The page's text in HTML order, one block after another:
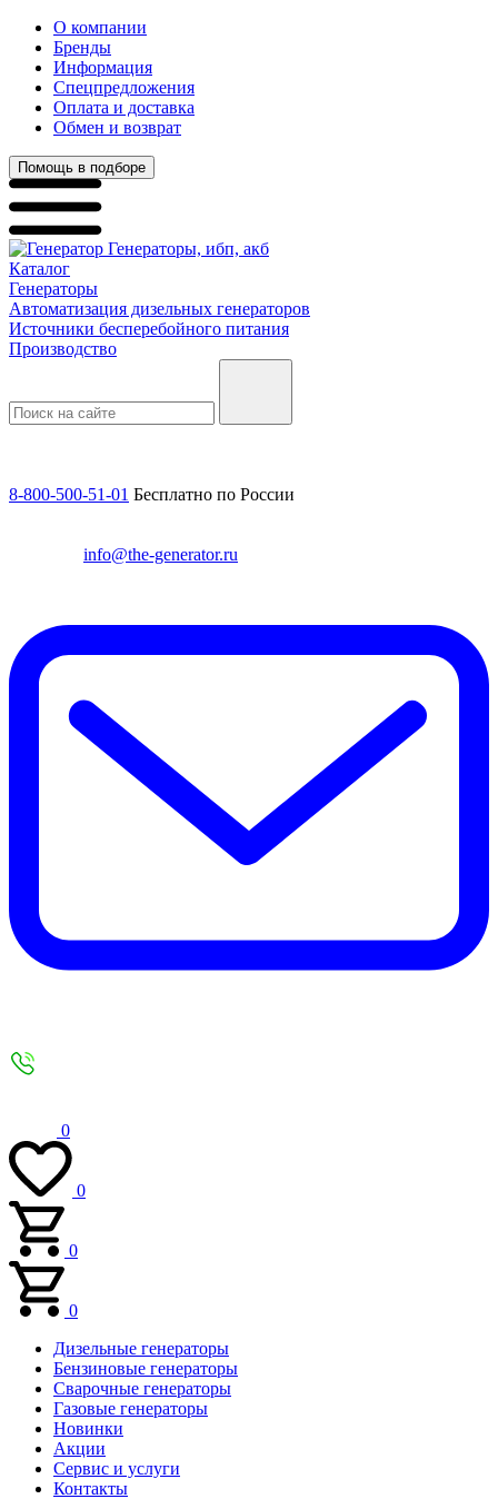
О компании
Бренды
Информация
Спецпредложения
Оплата и доставка
Обмен и возврат
Помощь в подборе
Генераторы, ибп, акб
Каталог
Генераторы
Автоматизация дизельных генераторов
Источники бесперебойного питания
Производство
8-800-500-51-01 Бесплатно по России
info@the-generator.ru
0
0
0
0
Дизельные генераторы
Бензиновые генераторы
Сварочные генераторы
Газовые генераторы
Новинки
Акции
Сервис и услуги
Контакты